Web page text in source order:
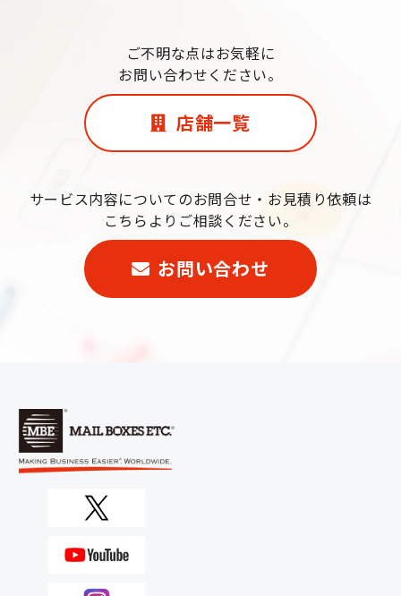
ご不明な点はお気軽に
お問い合わせください。
店舗一覧
サービス内容についてのお問合せ・お見積り依頼は
こちらよりご相談ください。
お問い合わせ